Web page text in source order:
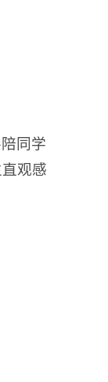
同学
观感